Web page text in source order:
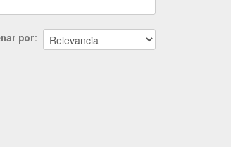
por